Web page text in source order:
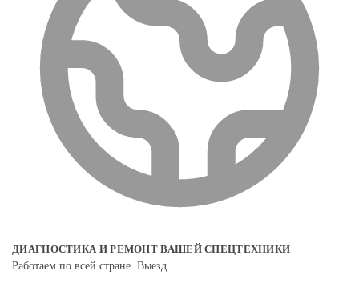
ДИАГНОСТИКА И РЕМОНТ ВАШЕЙ СПЕЦТЕХНИКИ
Работаем по всей стране. Выезд.